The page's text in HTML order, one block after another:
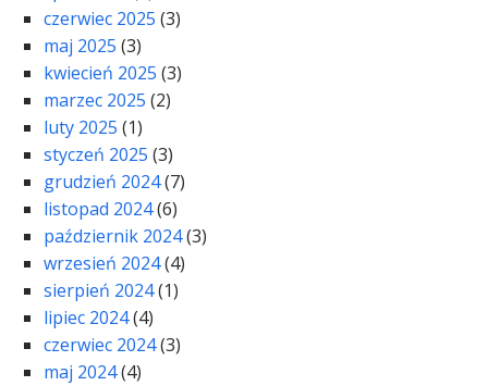
czerwiec 2025 (3)
maj 2025 (3)
kwiecień 2025 (3)
marzec 2025 (2)
luty 2025 (1)
styczeń 2025 (3)
grudzień 2024(7)
listopad 2024(6)
październik 2024(3)
wrzesień 2024(4)
sierpień 2024(1)
lipiec 2024(4)
czerwiec 2024(3)
maj 2024(4)